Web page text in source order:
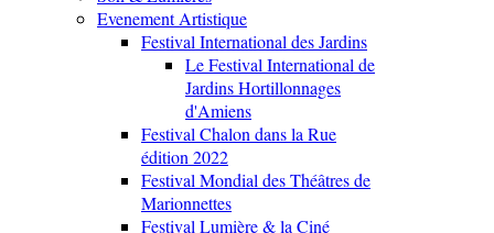
Evenement Artistique
Festival International des Jardins
Le Festival International de
Jardins Hortillonnages
d'Amiens
Festival Chalon dans la Rue
édition 2022
Festival Mondial des Théâtres de
Marionnettes
Festival Lumière & la Ciné